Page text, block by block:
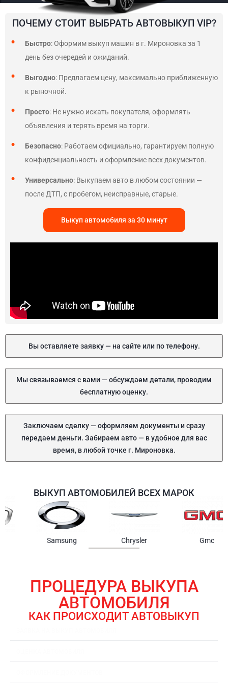
ПОЧЕМУ СТОИТ ВЫБРАТЬ АВТОВЫКУП VIP?
Быстро: Оформим выкуп машин в г. Мироновка за 1
день без очередей и ожиданий.
Выгодно: Предлагаем цену, максимально приближенную
к рыночной.
Просто: Не нужно искать покупателя, оформлять
объявления и терять время на торги.
Безопасно: Работаем официально, гарантируем полную
конфиденциальность и оформление всех документов.
Универсально: Выкупаем авто в любом состоянии —
после ДТП, с пробегом, неисправные, старые.
Выкуп автомобиля за 30 минут
Вы оставляете заявку — на сайте или по телефону.
Мы связываемся с вами — обсуждаем детали, проводим
бесплатную оценку.
Заключаем сделку — оформляем документы и сразу
передаем деньги. Забираем авто — в удобное для вас
время, в любой точке г. Мироновка.
ВЫКУП АВТОМОБИЛЕЙ ВСЕХ МАРОК
Samsung Chrysler
ПРОЦЕДУРА ВЫКУПА
АВТОМОБИЛЯ
КАК ПРОИСХОДИТ АВТОВЫКУП